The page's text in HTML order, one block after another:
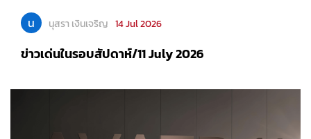
น นุสรา เงินเจริญ 14 Jul 2026
ข่าวเด่นในรอบสัปดาห์/11 July 2026